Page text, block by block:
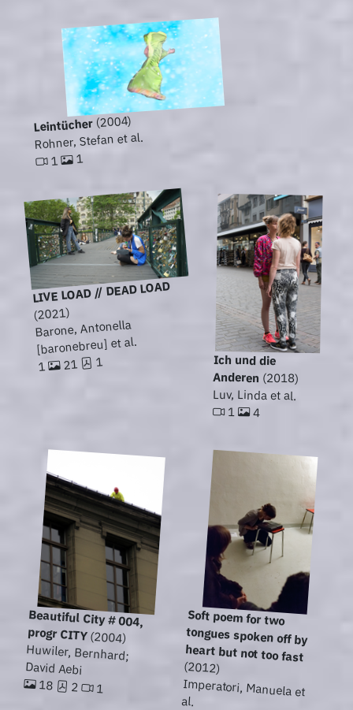
Leintücher(2004)
Rohner, Stefan et al.
1 1
LIVE LOAD // DEAD LOAD
(2021)
Barone, Antonella
[baronebreu] et al.
1 21 1 Ich und die
Anderen (2018)
Luv, Linda et al.
1 4
Beautiful City # 004,
progr CITY(2004)
Huwiler, Bernhard;
David Aebi
18 2 1
Soft poem for two
tongues spoken off by
heart but not too fast
(2012)
Imperatori, Manuela et
al.